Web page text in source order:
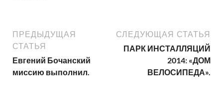
ПРЕДЫДУЩАЯ
СТАТЬЯ
Евгений Бочанский
миссию выполнил.
СЛЕДУЮЩАЯ СТАТЬЯ
ПАРК ИНСТАЛЛЯЦИЙ
2014: «ДОМ
ВЕЛОСИПЕДА».